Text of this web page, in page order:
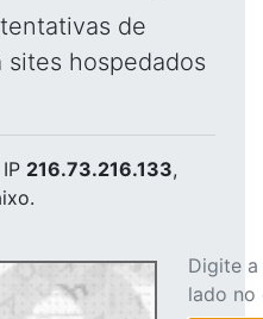
de
sites hospedados
216.73.216.133,
Digite
lado no